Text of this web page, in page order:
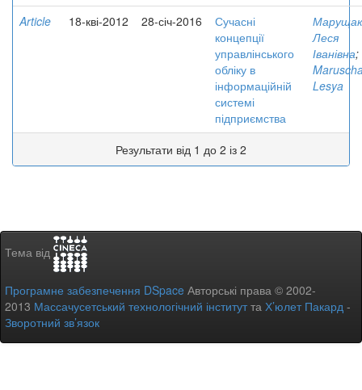
Article
18-кві-2012 28-січ-2016
Сучасні
концепції
управлінського
обліку в
інформаційній
системі
підприємства
Леся
Іванівна;
Lesya
Результати від 1 до 2 із 2
Тема від
Програмне забезпечення DSpace Авторські права © 2002-
2013 Массачусетський технологічний інститутта Х’юлет Пакард -
Зворотний зв’язок